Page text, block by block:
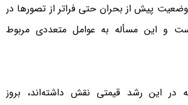
پیش از بحران حتی فراتر از تصورها در
و این مسأله به عوامل متعددی مربوط
در این رشد قیمتی نقش داشته‌اند، بروز